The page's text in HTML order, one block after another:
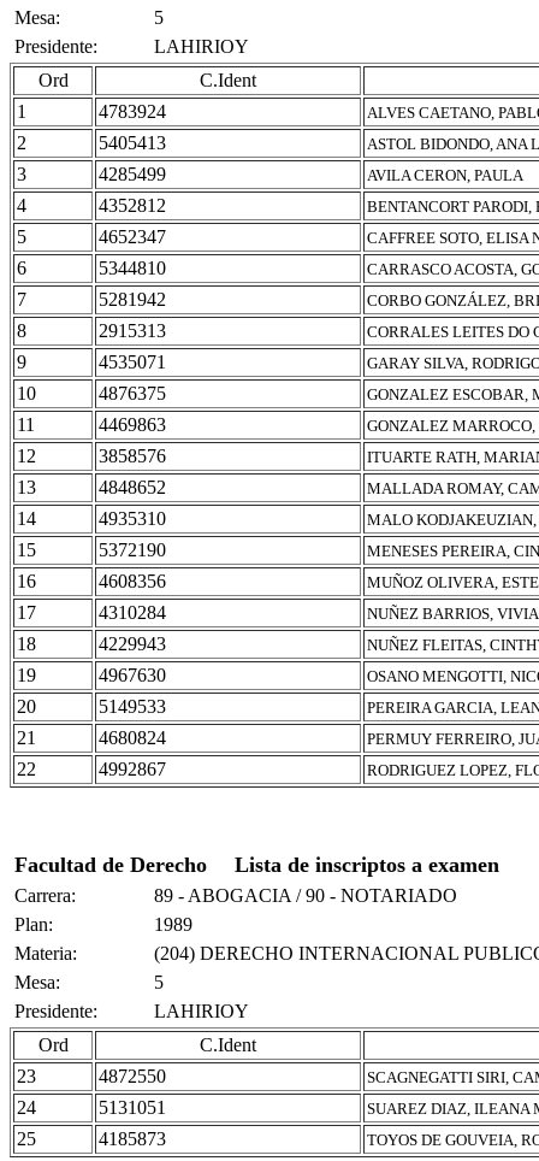
Mesa:
5
Presidente:
LAHIRIOY
Ord
C.Ident
1
4783924 ALVES CAETANO,
2 5405413 ASTOL BIDONDO, ANA
3 4285499 AVILA CERON, PAULA
4 4352812 BENTANCORT
5 4652347 CAFFREE SOTO, ELISA
6 5344810 CARRASCO ACOSTA,
7 5281942 CORBO GONZÁLEZ,
8 2915313 CORRALES LEITES DO
9 4535071 GARAY SILVA,
10 4876375 GONZALEZ ESCOBAR,
11 4469863 GONZALEZ
12 3858576 ITUARTE RATH,
13 4848652 MALLADA ROMAY,
14 4935310 MALO KODJAKEUZIAN,
15 5372190 MENESES PEREIRA,
16 4608356 MUÑOZ OLIVERA,
17 4310284 NUÑEZ BARRIOS,
18 4229943 NUÑEZ FLEITAS,
19 4967630 OSANO MENGOTTI,
20 5149533 PEREIRA GARCIA,
21 4680824 PERMUY FERREIRO,
22 4992867 RODRIGUEZ LOPEZ,
Facultad de Derecho Lista de inscriptos a examen
Carrera:
89 - ABOGACIA / 90 - NOTARIADO
Plan:
1989
Materia:
(204) DERECHO INTERNACIONAL
Mesa:
5
Presidente:
LAHIRIOY
Ord
C.Ident
23
4872550 SCAGNEGATTI SIRI,
24 5131051 SUAREZ DIAZ, ILEANA
25 4185873 TOYOS DE GOUVEIA,